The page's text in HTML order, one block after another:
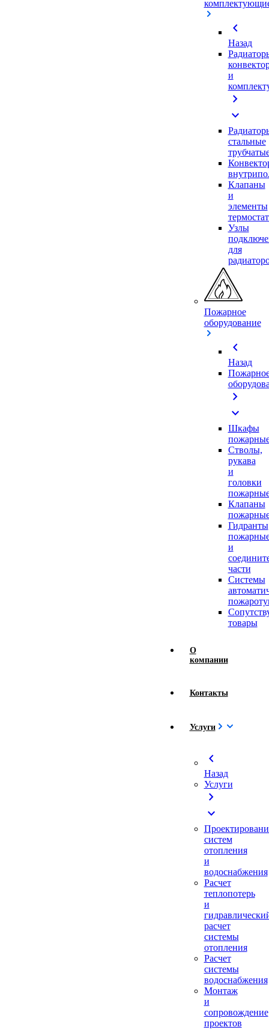
chevron_left
Назад
и
chevron_right
expand_more
стальные
Клапаны
и
элементы
Узлы
для
Пожарное
оборудование
chevron_left
Назад
chevron_right
expand_more
Шкафы
Стволы,
рукава
и
головки
Клапаны
Гидранты
и
части
Системы
товары
О
компании
Контакты
Услуги
chevron_left
Назад
Услуги
chevron_right
expand_more
систем
отопления
и
водоснабжения
Расчет
теплопотерь
и
расчет
системы
отопления
Расчет
системы
водоснабжения
Монтаж
и
сопровождение
проектов